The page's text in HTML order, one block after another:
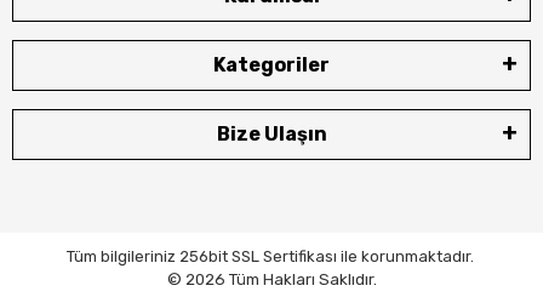
Kategoriler
Bize Ulaşın
Tüm bilgileriniz 256bit SSL Sertifikası ile korunmaktadır.
© 2026 Tüm Hakları Saklıdır.